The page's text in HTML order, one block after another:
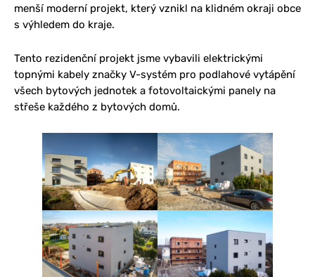
menší moderní projekt, který vznikl na klidném okraji obce
s výhledem do kraje.
Tento rezidenční projekt jsme vybavili elektrickými
topnými kabely značky V-systém pro podlahové vytápění
všech bytových jednotek a fotovoltaickými panely na
střeše každého z bytových domů.